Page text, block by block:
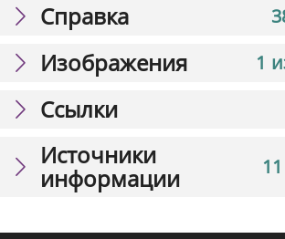
Справка
1
Изображения
Ссылки
Источники
информации